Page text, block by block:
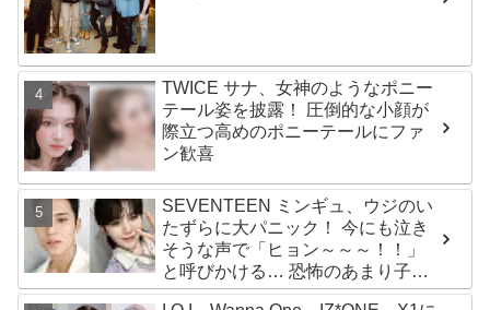
TWICE サナ、女神のようなポニー
テール姿を披露！ 圧倒的な小顔が
際立つ高めのポニーテールにファ
ン歓喜
SEVENTEEN ミンギュ、ウジのい
たずらに大パニック！ 今にも泣き
そうな声で「ヒョン～～～！！」
と呼びかける… 恐怖のあまり子供
のように駆け出す姿がかわいい